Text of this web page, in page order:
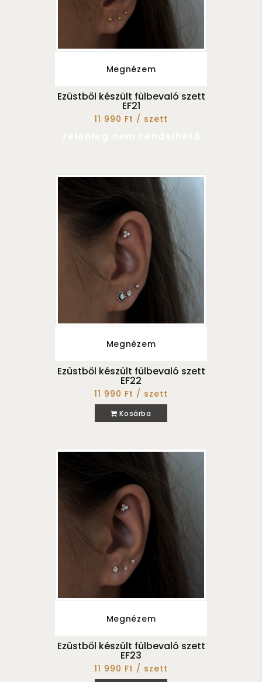
Megnézem
Ezüstből készült fülbevaló szett
EF21
11 990 Ft / szett
Megnézem
Ezüstből készült fülbevaló szett
EF22
11 990 Ft / szett
Kosárba
Megnézem
Ezüstből készült fülbevaló szett
EF23
11 990 Ft / szett